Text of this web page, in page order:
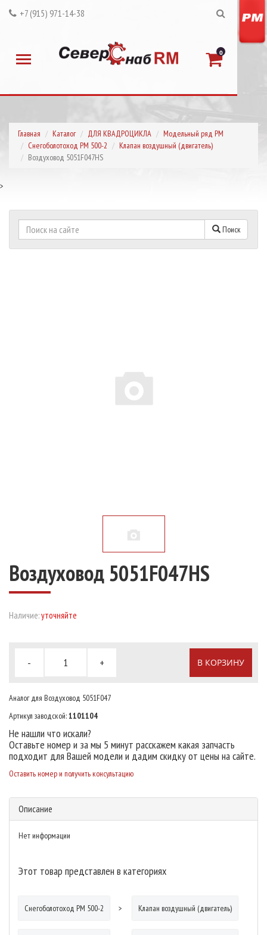
+7 (915) 971-14-38
0
Главная Каталог ДЛЯ КВАДРОЦИКЛА
Модельный ряд РМ
Снегоболотоход РМ 500-2
Клапан воздушный (двигатель)
Воздуховод 5051F047HS
>
Поиск
Воздуховод 5051F047HS
Наличие:уточняйте
- + В КОРЗИНУ
Аналог для Воздуховод 5051F047
Артикул заводской:1101104
Не нашли что искали?
Оставьте номер и за мы 5 минут расскажем какая запчасть
подходит для Вашей модели и дадим скидку от цены на сайте.
Оставить номер и получить консультацию
Описание
Нет информации
Этот товар представлен в категориях
Снегоболотоход РМ 500-2 Клапан воздушный (двигатель)